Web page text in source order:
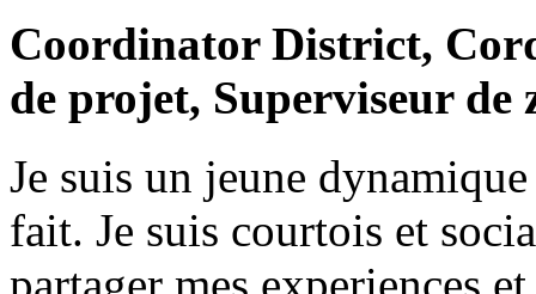
Coordinator District,
de projet, Superviseur de
Je suis un jeune
fait. Je suis courtois et
partager mes experiences